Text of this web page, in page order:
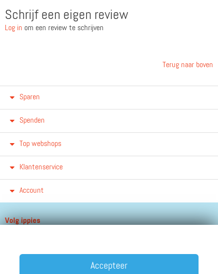
Schrijf een eigen review
Log in om een review te schrijven
Terug naar boven
Sparen
Spenden
Top webshops
Klantenservice
Account
Volg ippies
Accepteer